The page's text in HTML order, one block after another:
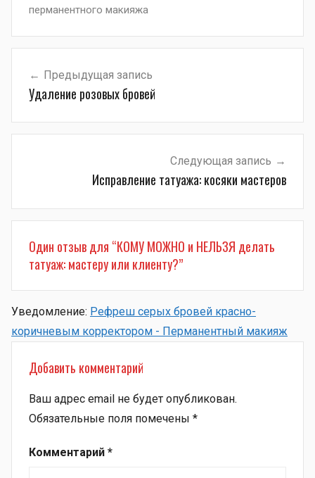
перманентного макияжа
по
Предыдущая запись
Удаление розовых бровей
Следующая запись
Исправление татуажа: косяки мастеров
Один отзыв для “КОМУ МОЖНО и НЕЛЬЗЯ делать
татуаж: мастеру или клиенту?”
Уведомление: Рефреш серых бровей красно-
коричневым корректором - Перманентный макияж
Добавить комментарий
Ваш адрес email не будет опубликован.
Обязательные поля помечены *
Комментарий *